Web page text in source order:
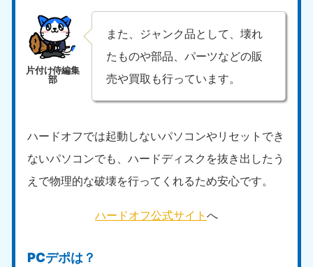
また、ジャンク品として、壊れ
たものや部品、パーツなどの販
売や買取も行っています。
ハードオフでは起動しないパソコンやリセットでき
ないパソコンでも、ハードディスクを抜き出したう
えで物理的な破壊を行ってくれるため安心です。
ハードオフ公式サイト へ
PCデポは？